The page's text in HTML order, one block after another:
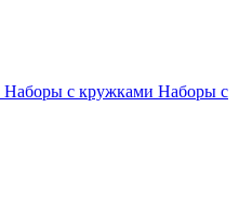
Наборы с кружками Наборы с